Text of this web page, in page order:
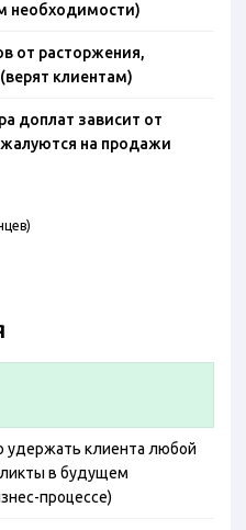
необходимости)
от расторжения,
клиентам)
доплат зависит от
на продажи
удержать клиента любой
в будущем
процессе)